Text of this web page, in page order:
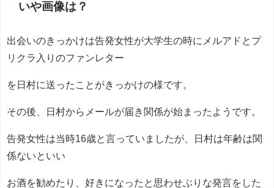
いや画像は？
出会いのきっかけは告発女性が大学生の時にメルアドとプ
リクラ入りのファンレター
を日村に送ったことがきっかけの様です。
その後、日村からメールが届き関係が始まったようです。
告発女性は当時16歳と言っていましたが、日村は年齢は関
係ないといい
お酒を勧めたり、好きになったと思わせぶりな発言をした